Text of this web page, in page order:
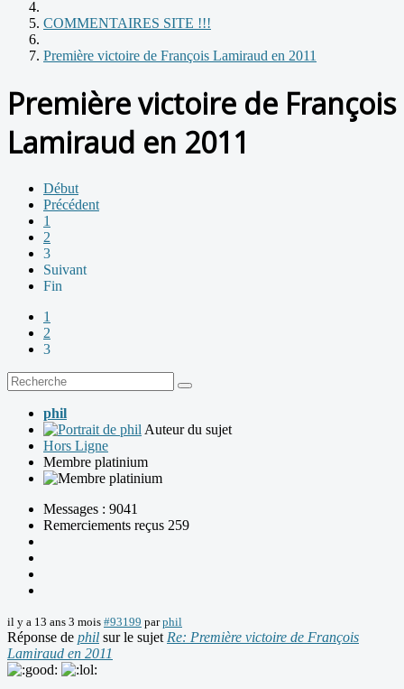
COMMENTAIRES SITE !!!
Première victoire de François Lamiraud en 2011
Première victoire de François
Lamiraud en 2011
Début
Précédent
1
2
3
Suivant
Fin
1
2
3
phil
Auteur du sujet
Hors Ligne
Membre platinium
Messages : 9041
Remerciements reçus 259
il y a 13 ans 3 mois #93199 parphil
Réponse de phil sur le sujet Re: Première victoire de François
Lamiraud en 2011